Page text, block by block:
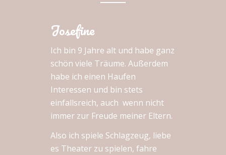
Josefine
Ich bin 9 Jahre alt und habe ganz
schön viele Träume. Außerdem
habe ich einen Haufen
Interessen und bin stets
einfallsreich, auch wenn nicht
immer zur Freude meiner Eltern.
Also ich spiele Schlagzeug, liebe
es Theater zu spielen, fahre